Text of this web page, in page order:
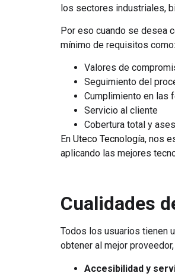
los sectores industriales,
Por eso cuando se desea
mínimo de requisitos como:
Valores de
Seguimiento del
Cumplimiento en las
Servicio al cliente
Cobertura total y
En Uteco Tecnología, nos
aplicando las mejores
Cualidades
Todos los usuarios tienen
obtener al mejor
Accesibilidad y